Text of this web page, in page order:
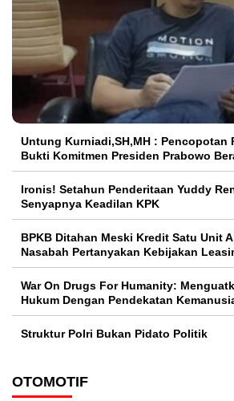
Untung Kurniadi,SH,MH : Pencopotan
Bukti Komitmen Presiden Prabowo
Ironis! Setahun Penderitaan Yuddy
Senyapnya Keadilan KPK
BPKB Ditahan Meski Kredit Satu Unit
Nasabah Pertanyakan Kebijakan
War On Drugs For Humanity:
Hukum Dengan Pendekatan
Struktur Polri Bukan Pidato Politik
OTOMOTIF